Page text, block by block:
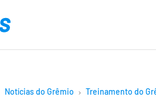
Notícias do Grêmio Treinamento do